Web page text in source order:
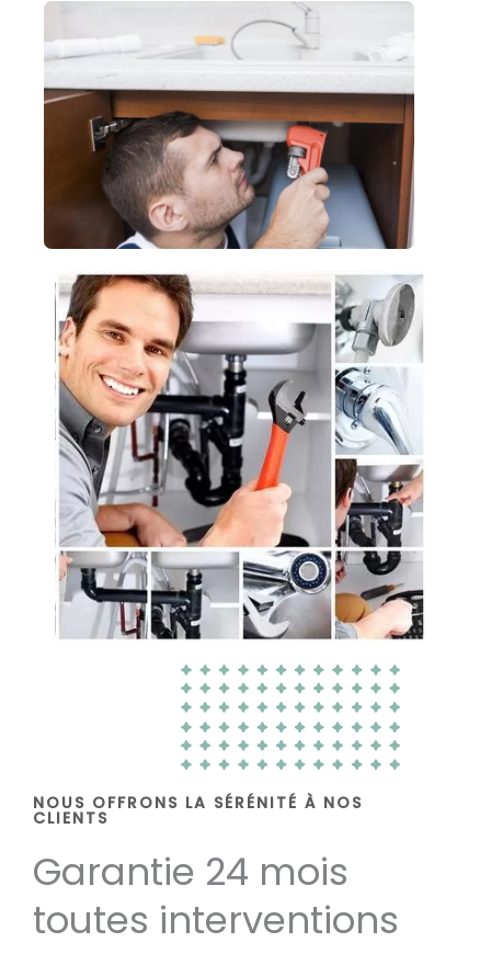
NOUS OFFRONS LA SÉRÉNITÉ À NOS
CLIENTS
Garantie 24 mois
toutes interventions